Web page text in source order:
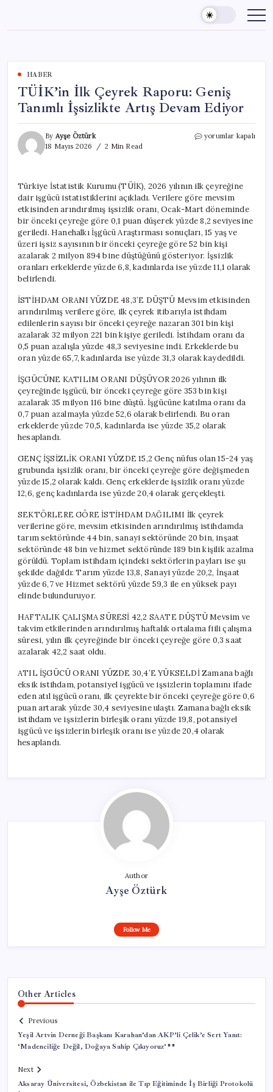
content
HABER
TÜİK’in İlk Çeyrek Raporu: Geniş
Tanımlı İşsizlikte Artış Devam Ediyor
By Ayşe Öztürk
18 Mayıs 2026
2 Min Read
TÜİK’in
Tanımlı
İşsizlikte
Artış
Devam
Ediyor
için
yorumlar kapalı
Türkiye İstatistik Kurumu (TÜİK), 2026 yılının ilk çeyreğine
dair işgücü istatistiklerini açıkladı. Verilere göre mevsim
etkisinden arındırılmış işsizlik oranı, Ocak-Mart döneminde
bir önceki çeyreğe göre 0,1 puan düşerek yüzde 8,2 seviyesine
geriledi. Hanehalkı İşgücü Araştırması sonuçları, 15 yaş ve
üzeri işsiz sayısının bir önceki çeyreğe göre 52 bin kişi
azalarak 2 milyon 894 bine düştüğünü gösteriyor. İşsizlik
oranları erkeklerde yüzde 6,8, kadınlarda ise yüzde 11,1 olarak
belirlendi.
İSTİHDAM ORANI YÜZDE 48,3’E DÜŞTÜ Mevsim etkisinden
arındırılmış verilere göre, ilk çeyrek itibarıyla istihdam
edilenlerin sayısı bir önceki çeyreğe nazaran 301 bin kişi
azalarak 32 milyon 221 bin kişiye geriledi. İstihdam oranı da
0,5 puan azalışla yüzde 48,3 seviyesine indi. Erkeklerde bu
oran yüzde 65,7, kadınlarda ise yüzde 31,3 olarak kaydedildi.
İŞGÜCÜNE KATILIM ORANI DÜŞÜYOR 2026 yılının ilk
çeyreğinde işgücü, bir önceki çeyreğe göre 353 bin kişi
azalarak 35 milyon 116 bine düştü. İşgücüne katılma oranı da
0,7 puan azalmayla yüzde 52,6 olarak belirlendi. Bu oran
erkeklerde yüzde 70,5, kadınlarda ise yüzde 35,2 olarak
hesaplandı.
GENÇ İŞSİZLİK ORANI YÜZDE 15,2 Genç nüfus olan 15-24 yaş
grubunda işsizlik oranı, bir önceki çeyreğe göre değişmeden
yüzde 15,2 olarak kaldı. Genç erkeklerde işsizlik oranı yüzde
12,6, genç kadınlarda ise yüzde 20,4 olarak gerçekleşti.
SEKTÖRLERE GÖRE İSTİHDAM DAĞILIMI İlk çeyrek
verilerine göre, mevsim etkisinden arındırılmış istihdamda
tarım sektöründe 44 bin, sanayi sektöründe 20 bin, inşaat
sektöründe 48 bin ve hizmet sektöründe 189 bin kişilik azalma
görüldü. Toplam istihdam içindeki sektörlerin payları ise şu
şekilde dağıldı: Tarım yüzde 13,8, Sanayi yüzde 20,2, İnşaat
yüzde 6,7 ve Hizmet sektörü yüzde 59,3 ile en yüksek payı
elinde bulunduruyor.
HAFTALIK ÇALIŞMA SÜRESİ 42,2 SAATE DÜŞTÜ Mevsim ve
takvim etkilerinden arındırılmış haftalık ortalama fiili çalışma
süresi, yılın ilk çeyreğinde bir önceki çeyreğe göre 0,3 saat
azalarak 42,2 saat oldu.
ATIL İŞGÜCÜ ORANI YÜZDE 30,4’E YÜKSELDİ Zamana bağlı
eksik istihdam, potansiyel işgücü ve işsizlerin toplamını ifade
eden atıl işgücü oranı, ilk çeyrekte bir önceki çeyreğe göre 0,6
puan artarak yüzde 30,4 seviyesine ulaştı. Zamana bağlı eksik
istihdam ve işsizlerin birleşik oranı yüzde 19,8, potansiyel
işgücü ve işsizlerin birleşik oranı ise yüzde 20,4 olarak
hesaplandı.
Author
Ayşe Öztürk
Follow Me
Other Articles
Previous
Yeşil Artvin Derneği Başkanı Karahan’dan AKP’li Çelik’e Sert Yanıt:
‘Madenciliğe Değil, Doğaya Sahip Çıkıyoruz’**
Next
Aksaray Üniversitesi, Özbekistan ile Tıp Eğitiminde İş Birliği Protokolü